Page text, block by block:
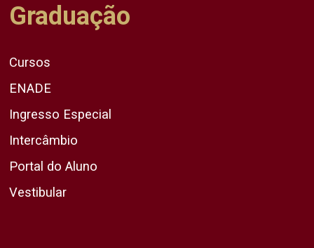
Graduação
Cursos
ENADE
Ingresso Especial
Intercâmbio
Portal do Aluno
Vestibular